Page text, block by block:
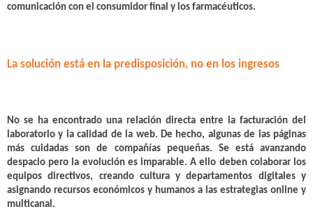
comunicación con el consumidor final y los farmacéuticos.
La solución está en la predisposición, no en los ingresos
No se ha encontrado una relación directa entre la facturación del
laboratorio y la calidad de la web. De hecho, algunas de las páginas
más cuidadas son de compañías pequeñas. Se está avanzando
despacio pero la evolución es imparable. A ello deben colaborar los
equipos directivos, creando cultura y departamentos digitales y
asignando recursos económicos y humanos a las estrategias online y
multicanal.